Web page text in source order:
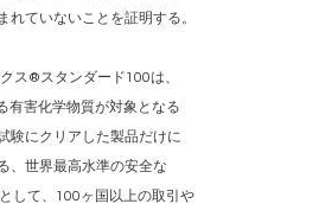
れていないことを証明する。
ス®スタンダード100は、
有害化学物質が対象となる
験にクリアした製品だけに
、世界最高水準の安全な
して、100ヶ国以上の取引や